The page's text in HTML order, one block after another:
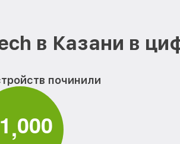
в Казани в
починили
1,000